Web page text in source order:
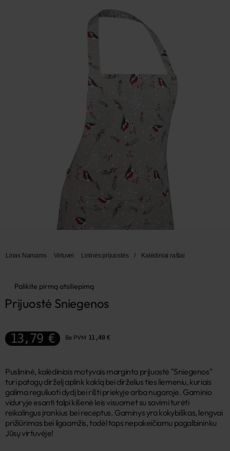
Linas Namams Virtuvei Lininės prijuostės / Kalėdiniai raštai
Palikite pirmą atsiliepimą
Prijuostė Sniegenos
13,79 € Be PVM 11,40 €
Puslininė, kalėdiniais motyvais marginta prijuostė "Sniegenos"
turi patogų dirželį aplink kaklą bei dirželius ties liemeniu, kuriais
galima reguliuoti dydį bei rišti priekyje arba nugaroje. Gaminio
viduryje esanti talpi kišenė leis visuomet su savimi turėti
reikalingus įrankius bei receptus. Gaminys yra kokybiškas, lengvai
prižiūrimas bei ilgaamžis, todėl taps nepakeičiamu pagalbininku
Jūsų virtuvėje!